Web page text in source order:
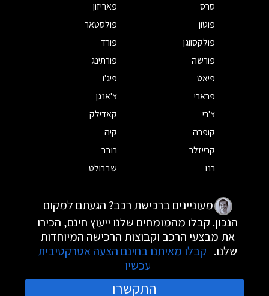
סרס
פאריזון
פוטון
פולסטאר
פולקסווגן
פורד
פורשה
פורתינג
פיאט
פיג'ו
פרארי
צ'אנגן
צ'רי
קאדילק
קופרה
קיה
קרייזלר
רובר
רנו
שברולט
מעוניינים ברכישת רכב? הגעתם למקום
הנכון. קבלו מהמומחים שלנו ייעוץ חינם, הכירו
את מבצעי הרכב וקבוצות הרכישה המיוחדות
שלנו. קבלו מאיתנו בחינם הצעה אטרקטיבית
עכשיו
התקשרו